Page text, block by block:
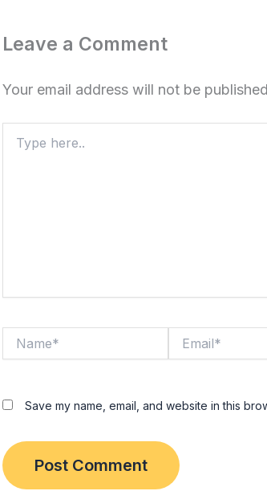
Leave a Comment
Your email address will not be
here..
Save my name, email, and website in this